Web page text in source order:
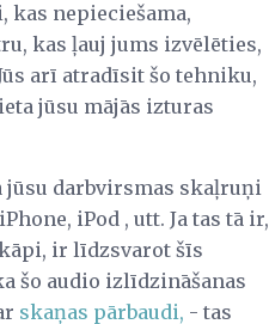
kas nepieciešama,
kas ļauj jums izvēlēties,
arī atradīsit šo tehniku,
jūsu mājās izturas
jūsu darbvirsmas skaļruņi
iPod , utt. Ja tas tā ir,
ir līdzsvarot šīs
šo audio izlīdzināšanas
skaņas pārbaudi, - tas